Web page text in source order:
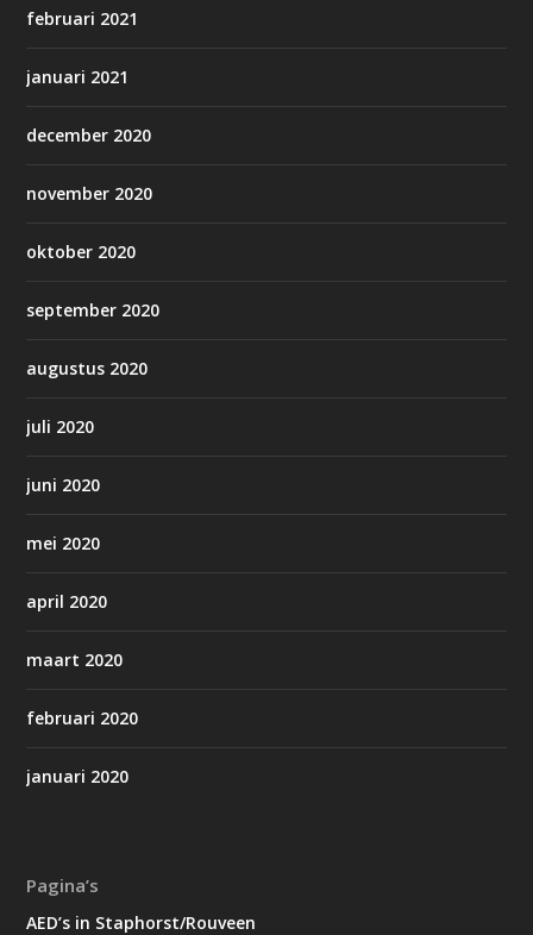
februari 2021
januari 2021
december 2020
november 2020
oktober 2020
september 2020
augustus 2020
juli 2020
juni 2020
mei 2020
april 2020
maart 2020
februari 2020
januari 2020
Pagina’s
AED’s in Staphorst/Rouveen